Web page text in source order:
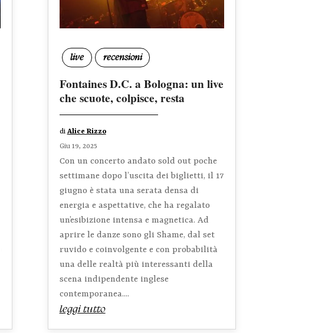
live recensioni
Fontaines D.C. a Bologna: un live
che scuote, colpisce, resta
di Alice Rizzo
Giu 19, 2025
Con un concerto andato sold out poche
settimane dopo l’uscita dei biglietti, il 17
giugno è stata una serata densa di
energia e aspettative, che ha regalato
un’esibizione intensa e magnetica. Ad
aprire le danze sono gli Shame, dal set
ruvido e coinvolgente e con probabilità
una delle realtà più interessanti della
scena indipendente inglese
contemporanea....
leggi tutto